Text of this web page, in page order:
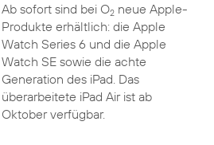
Ab sofort sind bei O2neue Apple-
Produkte erhältlich: die Apple
Watch Series 6 und die Apple
Watch SE sowie die achte
Generation des iPad. Das
überarbeitete iPad Air ist ab
Oktober verfügbar.